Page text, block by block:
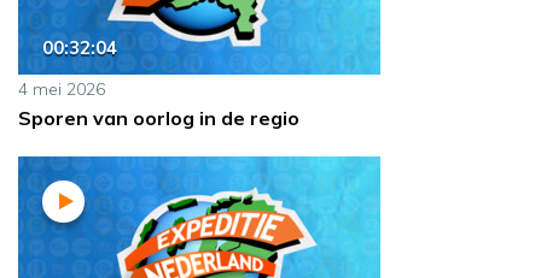
00:32:04
4 mei 2026
Sporen van oorlog in de regio